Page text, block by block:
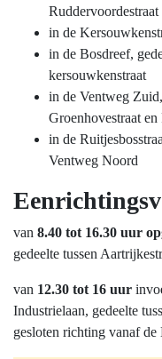
Ruddervoordestraat
in de
in de Bosdreef,
kersouwkenstraat
in de Ventweg
Groenhovestraat en
in de
Ventweg Noord
van 8.40 tot 16.30 uur
gedeelte tussen
van 12.30 tot 16 uur
Industrielaan, gedeelte
gesloten richting vanaf de